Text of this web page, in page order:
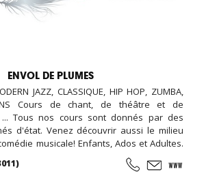
ENVOL DE PLUMES
JAZZ, CLASSIQUE, HIP HOP, ZUMBA,
Cours de chant, de théâtre et de
... Tous nos cours sont donnés par des
d'état. Venez découvrir aussi le milieu
musicale! Enfants, Ados et Adultes.
... Cours d'essai offert !